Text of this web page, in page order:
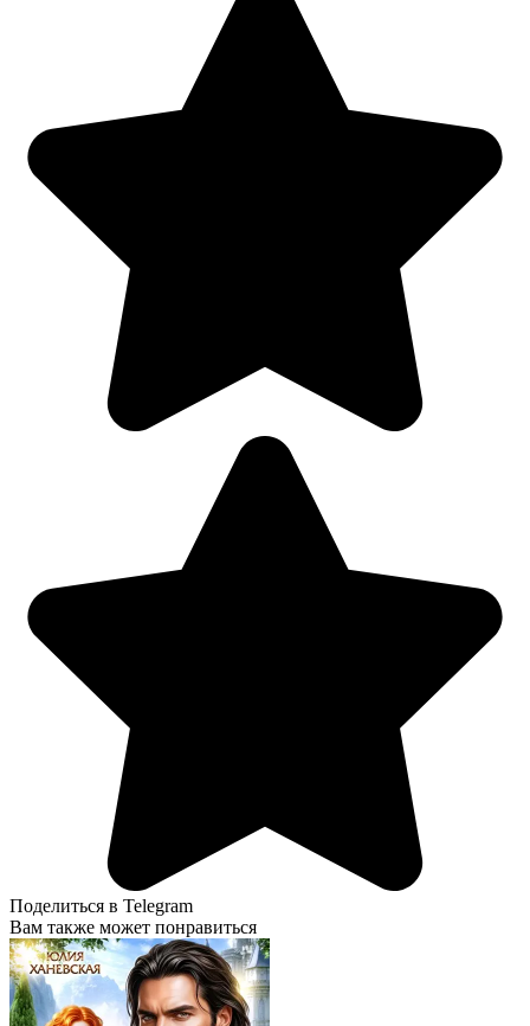
Поделиться в Telegram
Вам также может понравиться